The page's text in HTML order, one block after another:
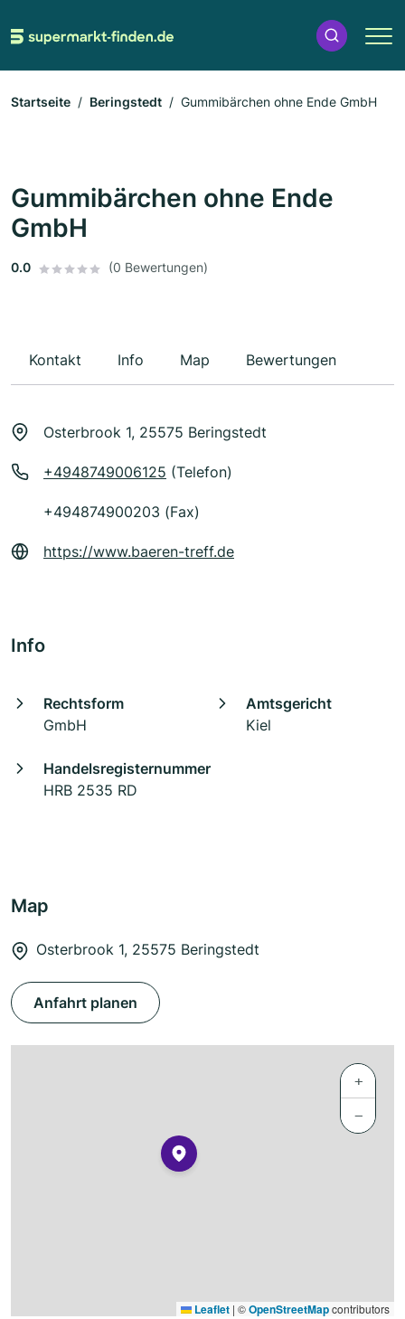
Startseite Beringstedt Gummibärchen ohne Ende GmbH
Gummibärchen ohne Ende
GmbH
0.0 (0 Bewertungen)
Kontakt Info Map Bewertungen
Osterbrook 1, 25575 Beringstedt
+4948749006125 (Telefon)
+494874900203 (Fax)
https://www.baeren-treff.de
Info
Rechtsform
GmbH
Amtsgericht
Kiel
Handelsregisternummer
HRB 2535 RD
Map
Osterbrook 1, 25575 Beringstedt
Anfahrt planen
+
−
Leaflet | ©OpenStreetMapcontributors